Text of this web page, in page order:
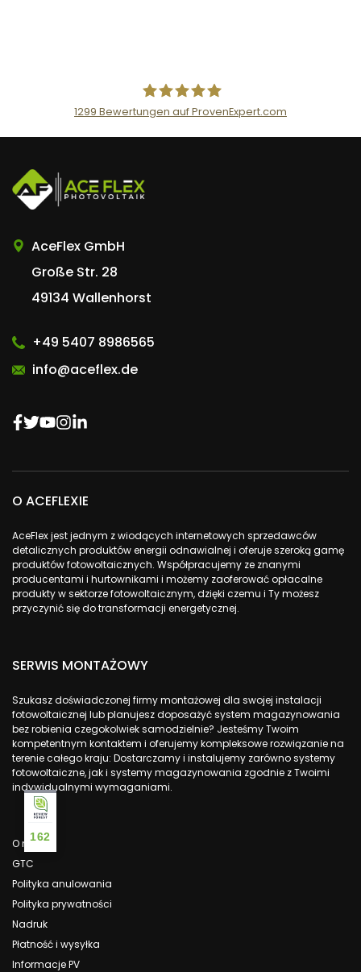
AceFlex GmbH
1299 Bewertungen auf ProvenExpert.com
AceFlex GmbH
Große Str. 28
49134 Wallenhorst
+49 5407 8986565
info@aceflex.de
O ACEFLEXIE
AceFlex jest jednym z wiodących internetowych sprzedawców
detalicznych produktów energii odnawialnej i oferuje szeroką gamę
produktów fotowoltaicznych. Współpracujemy ze znanymi
producentami i hurtownikami i możemy zaoferować opłacalne
produkty w sektorze fotowoltaicznym, dzięki czemu i Ty możesz
przyczynić się do transformacji energetycznej.
SERWIS MONTAŻOWY
Szukasz doświadczonej firmy montażowej dla swojej instalacji
fotowoltaicznej lub planujesz doposażyć system magazynowania
bez robienia czegokolwiek samodzielnie? Jesteśmy Twoim
kompetentnym kontaktem i oferujemy kompleksowe rozwiązanie na
terenie całego kraju: Dostarczamy i instalujemy zarówno systemy
fotowoltaiczne, jak i systemy magazynowania zgodnie z Twoimi
indywidualnymi wymaganiami.
O nas
GTC
Polityka anulowania
Polityka prywatności
Nadruk
Płatność i wysyłka
Informacje PV
162